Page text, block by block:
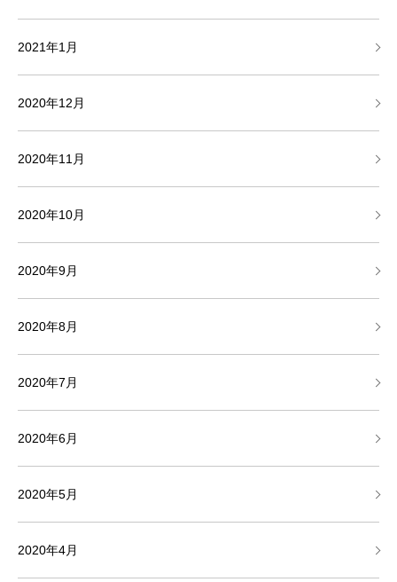
2021年1月
2020年12月
2020年11月
2020年10月
2020年9月
2020年8月
2020年7月
2020年6月
2020年5月
2020年4月